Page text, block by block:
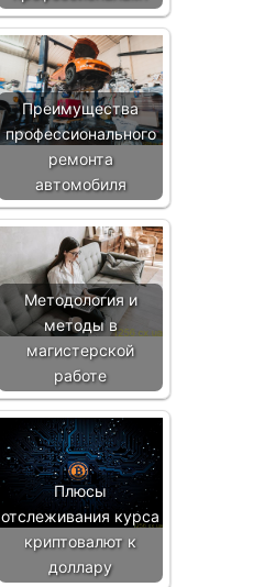
Преимущества
профессионального
ремонта
автомобиля
Методология и
методы в
магистерской
работе
Плюсы
отслеживания курса
криптовалют к
доллару